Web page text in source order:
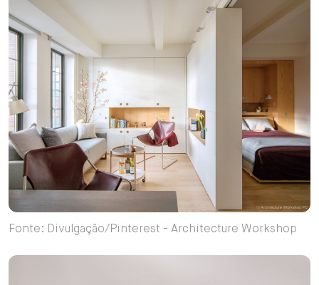
Fonte: Divulgação/Pinterest - Architecture Workshop